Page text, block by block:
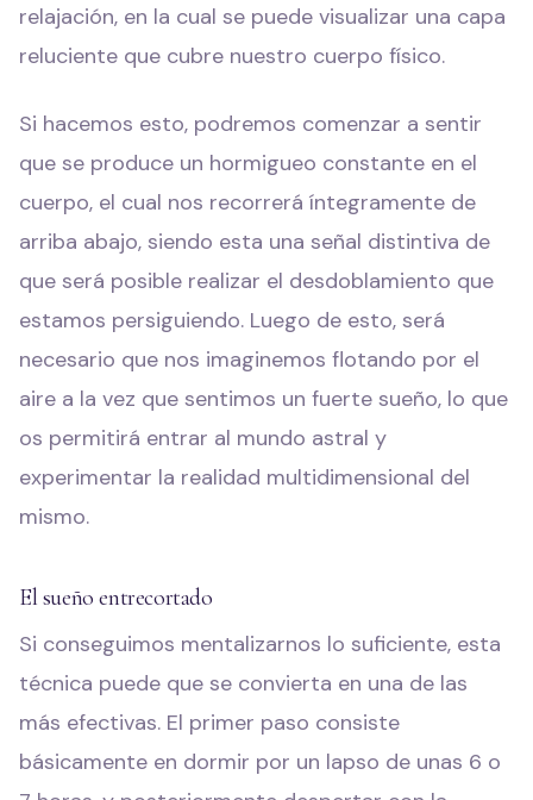
relajación, en la cual se puede visualizar una capa
reluciente que cubre nuestro cuerpo físico.
Si hacemos esto, podremos comenzar a sentir
que se produce un hormigueo constante en el
cuerpo, el cual nos recorrerá íntegramente de
arriba abajo, siendo esta una señal distintiva de
que será posible realizar el desdoblamiento que
estamos persiguiendo. Luego de esto, será
necesario que nos imaginemos flotando por el
aire a la vez que sentimos un fuerte sueño, lo que
os permitirá entrar al mundo astral y
experimentar la realidad multidimensional del
mismo.
El sueño entrecortado
Si conseguimos mentalizarnos lo suficiente, esta
técnica puede que se convierta en una de las
más efectivas. El primer paso consiste
básicamente en dormir por un lapso de unas 6 o